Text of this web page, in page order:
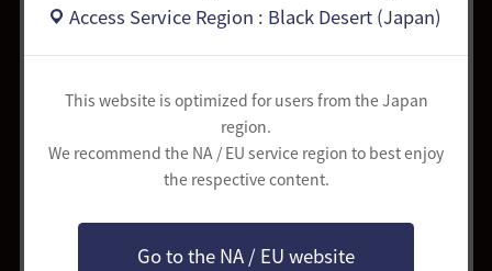
Access Service Region : Black Desert (Japan)
This website is optimized for users from the Japan
region.
We recommend the NA / EU service region to best enjoy
the respective content.
Go to the NA / EU website
[EV] 7日の選択箱
1個
5.0%
ヴォルクスの助言(+50)
1個
10.0%
ヴォルクスの叫び
5個
10.0%
アイテム獲得増加スクロー
ル
5枚 10.0%
ヴォルクスの助言(+40)
1個